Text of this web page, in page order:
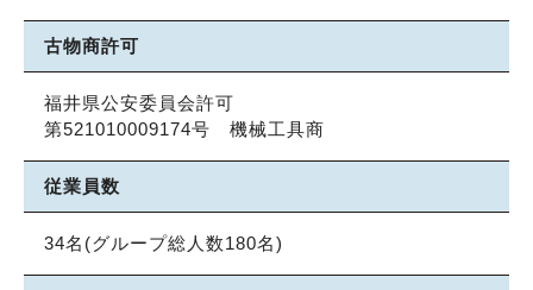
古物商許可
福井県公安委員会許可
第521010009174号 機械工具商
従業員数
34名(グループ総人数180名)